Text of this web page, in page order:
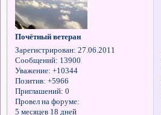
Почётный ветеран
Зарегистрирован: 27.06.2011
Сообщений: 13900
Уважение: +10344
Позитив: +5966
Приглашений: 0
Провел на форуме:
5 месяцев 18 дней